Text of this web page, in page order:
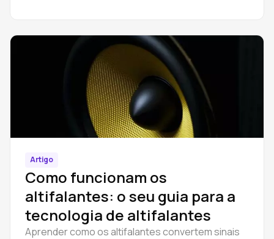
Artigo
Como funcionam os
altifalantes: o seu guia para a
tecnologia de altifalantes
Aprender como os altifalantes convertem sinais